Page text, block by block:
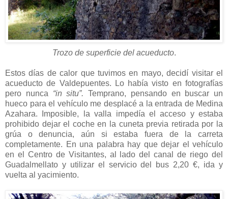
Trozo de superficie del acueducto.
Estos días de calor que tuvimos en mayo, decidí visitar el
acueducto de Valdepuentes. Lo había visto en fotografías
pero nunca “in situ”. Temprano, pensando en buscar un
hueco para el vehículo me desplacé a la entrada de Medina
Azahara. Imposible, la valla impedía el acceso y estaba
prohibido dejar el coche en la cuneta previa retirada por la
grúa o denuncia, aún si estaba fuera de la carreta
completamente. En una palabra hay que dejar el vehículo
en el Centro de Visitantes, al lado del canal de riego del
Guadalmellato y utilizar el servicio del bus 2,20 €, ida y
vuelta al yacimiento.